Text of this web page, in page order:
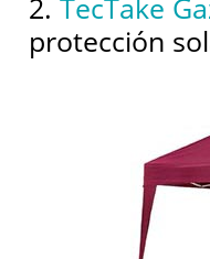
2.TecTake
protección